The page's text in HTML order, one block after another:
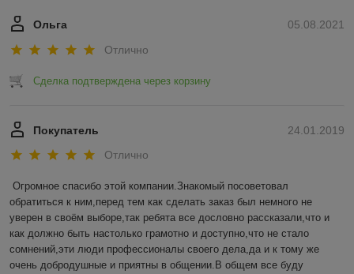
05.08.2021
Ольга
Отлично
Сделка подтверждена через корзину
24.01.2019
Покупатель
Отлично
Огромное спасибо этой компании.Знакомый посоветовал
обратиться к ним,перед тем как сделать заказ был немного не
уверен в своём выборе,так ребята все дословно рассказали,что и
как должно быть настолько грамотно и доступно,что не стало
сомнений,эти люди профессионалы своего дела,да и к тому же
очень добродушные и приятны в общении.В общем все буду